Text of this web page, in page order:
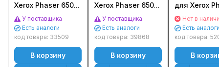
Xerox Phaser 6500,
WC 6505
(2500стр.) Голубой
(Cyan)
У поставщика
Есть аналоги
код товара: 33509
В корзину
Xerox Phaser 6500/
Workcenter 6505
Голубой (Cyan)
(2500 к.)
У поставщика
Есть аналоги
код товара: 39868
В корзину
для Xerox
6500/ WC
(2500стр.)
(Cyan)
Нет в
Есть
код товара:
В